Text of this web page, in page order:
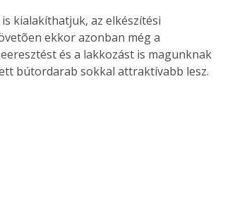
kialakíthatjuk, az elkészítési
ekkor azonban még a
és a lakkozást is magunknak
bútordarab sokkal attraktívabb lesz.